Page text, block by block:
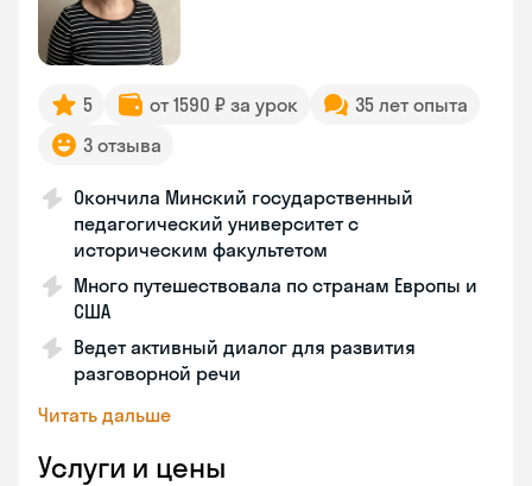
5 от 1590 ₽ за урок
35 лет опыта
3 отзыва
Окончила Минский государственный
педагогический университет с
историческим факультетом
Много путешествовала по странам Европы и
США
Ведет активный диалог для развития
разговорной речи
Читать дальше
Услуги и цены